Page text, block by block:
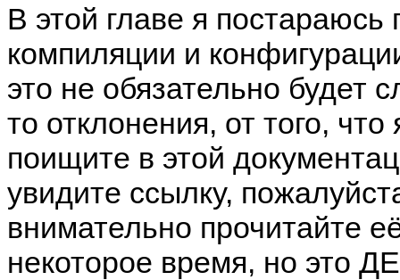
В этой главе я постараюсь
компиляции и
это не обязательно будет
то отклонения, от того,
поищите в этой
увидите ссылку,
внимательно прочитайте
некоторое время, но это